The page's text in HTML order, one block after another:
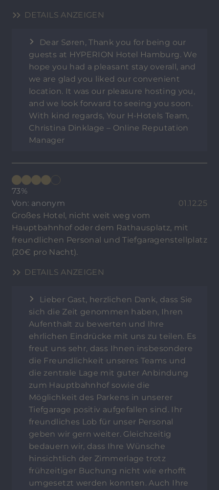
DETAILS ANZEIGEN
Dear Søren, Thank you for being our
guests at HYPERION Hotel Hamburg. We
hope you had a pleasant stay overall, and
we are glad you liked our convenient
location. It was our pleasure hosting you,
and we look forward to seeing you soon.
With kind regards, Your H-Hotels Team,
Christina Dinklage – Online Reputation
Manager
73%
Von: anonym
01.12.25
Großes Hotel, nicht weit weg vom
Hauptbahnhof oder dem Rathausplatz, mit
freundlichen Personal und Tiefgaragenstellplatz
(20€ pro Nacht).
DETAILS ANZEIGEN
Lieber Gast, herzlichen Dank, dass Sie
sich die Zeit genommen haben, Ihren
Aufenthalt zu bewerten und Ihre
ehrlichen Eindrücke mit uns zu teilen. Es
freut uns sehr, dass Ihnen insbesondere
die Freundlichkeit unseres Teams und
die zentrale Lage mit guter Anbindung
zum Hauptbahnhof sowie die
Möglichkeit des Parkens in unserer
Tiefgarage positiv aufgefallen sind. Ihr
freundliches Lob für unser Personal
geben wir gern weiter. Gleichzeitig
bedauern wir, dass Ihre Wünsche
hinsichtlich der Zimmerlage trotz
frühzeitiger Buchung nicht wie erhofft
umgesetzt werden konnten. Auch Ihre